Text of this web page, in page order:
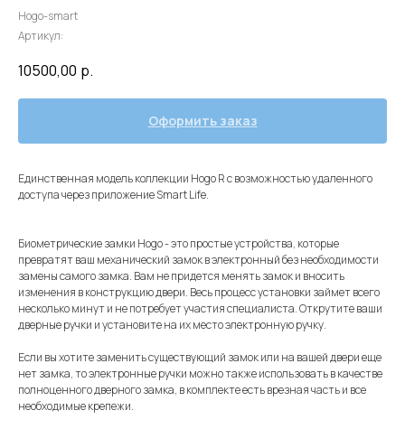
Hogo-smart
Артикул:
10500,00 р.
Оформить заказ
Единственная модель коллекции Hogo R с возможностью удаленного
доступа через приложение Smart Life.
Биометрические замки Hogo - это простые устройства, которые
превратят ваш механический замок в электронный без необходимости
замены самого замка. Вам не придется менять замок и вносить
изменения в конструкцию двери. Весь процесс установки займет всего
несколько минут и не потребует участия специалиста. Открутите ваши
дверные ручки и установите на их место электронную ручку.
Если вы хотите заменить существующий замок или на вашей двери еще
нет замка, то электронные ручки можно также использовать в качестве
полноценного дверного замка, в комплекте есть врезная часть и все
необходимые крепежи.